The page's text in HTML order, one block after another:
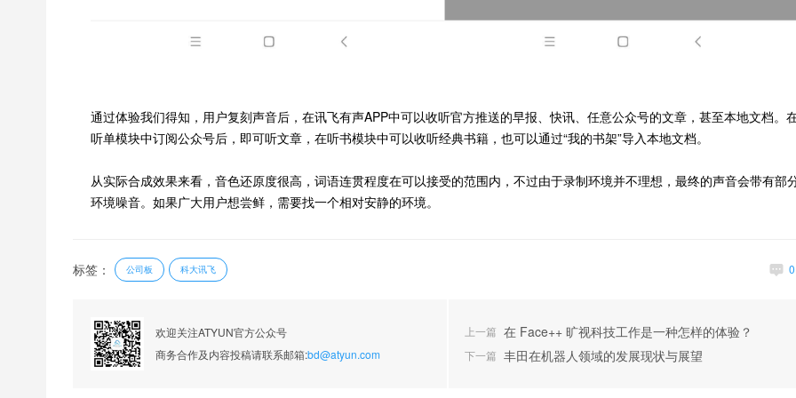
通过体验我们得知，用户复刻声音后，在讯飞有声APP中可以收听官方推送的早报、快讯、任意公众号的文章，甚至本地文档。
听单模块中订阅公众号后，即可听文章，在听书模块中可以收听经典书籍，也可以通过“我的书架”导入本地文档。
从实际合成效果来看，音色还原度很高，词语连贯程度在可以接受的范围内，不过由于录制环境并不理想，最终的声音会带有部
环境噪音。如果广大用户想尝鲜，需要找一个相对安静的环境。
标签： 公司板 科大讯飞
欢迎关注ATYUN官方公众号
商务合作及内容投稿请联系邮箱:bd@atyun.com
上一篇 在 Face++ 旷视科技工作是一种怎样的体验？
下一篇 丰田在机器人领域的发展现状与展望